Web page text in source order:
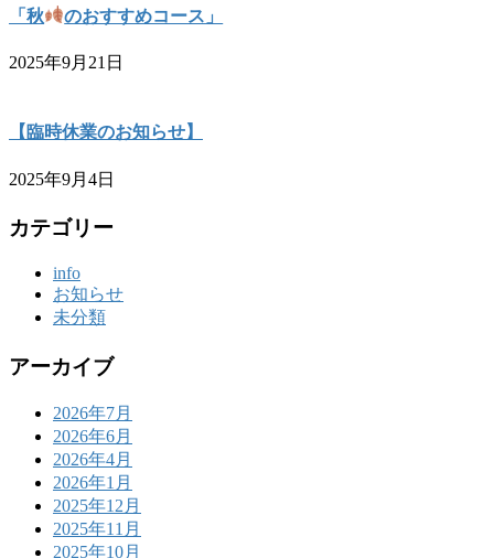
「秋 のおすすめコース」
2025年9月21日
【臨時休業のお知らせ】
2025年9月4日
カテゴリー
info
お知らせ
未分類
アーカイブ
2026年7月
2026年6月
2026年4月
2026年1月
2025年12月
2025年11月
2025年10月